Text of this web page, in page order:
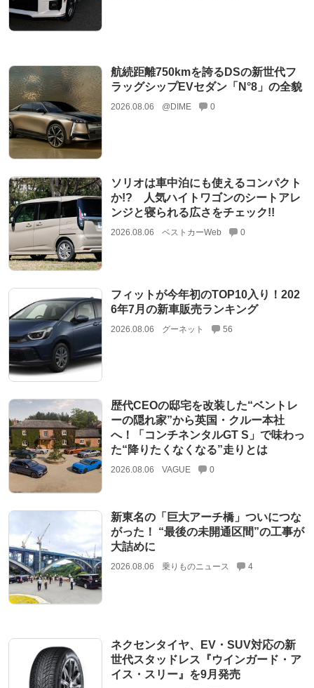
航続距離750kmを誇るDSの新世代フ
ラッグシップEVセダン「N°8」の全貌
2026.08.06 @DIME 0
ソリオは車中泊にも使えるコンパクト
か!? 人気ハイトワゴンのシートアレ
ンジと寝られる広さをチェック!!
2026.08.06 ベストカーWeb 0
フィットが今年初のTOP10入り！202
6年7月の新車販売ランキング
2026.08.06 グーネット 56
歴代CEOの邸宅を改装した“ベントレ
ーの隠れ家”から英国・クルー本社
へ！「コンチネンタルGT S」で味わっ
た“降りたくなくなる”走りとは
2026.08.06 VAGUE 0
新東名の「巨大アーチ橋」ついにつな
がった！ “最後の未開通区間”の工事が
大詰めに
2026.08.06 乗りものニュース 4
ネクセンタイヤ、EV・SUV対応の新
世代スタッドレス『ウインガード・ア
イス・スリー』を9月発売